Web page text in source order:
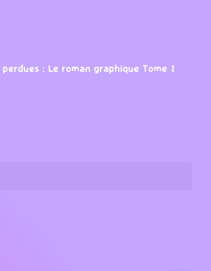
: Le roman graphique Tome 1